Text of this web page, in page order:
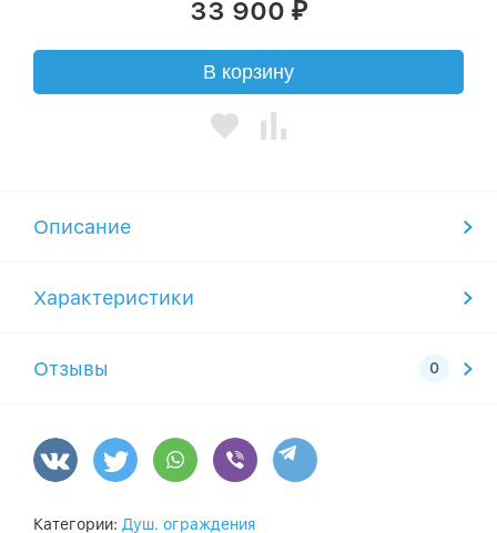
33 900 ₽
В корзину
Описание
Характеристики
Отзывы
Категории: Душ. ограждения